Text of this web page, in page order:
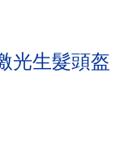
光生髮頭盔